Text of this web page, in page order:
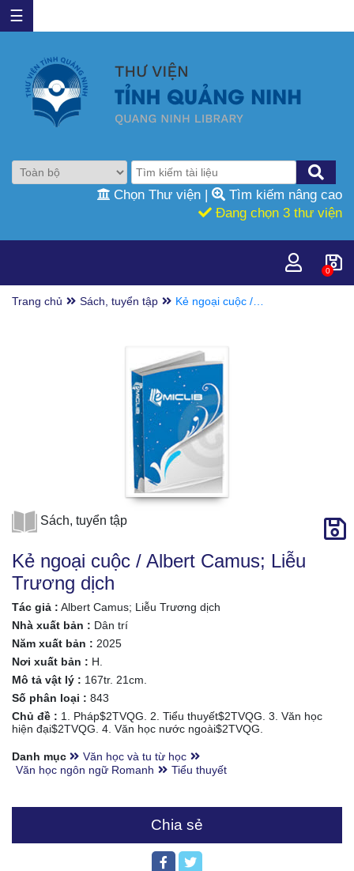
☰
Chọn Thư viện |
Tìm kiếm nâng cao
Đang chọn 3 thư viện
0
Trang chủ Sách, tuyển tập
Kẻ ngoại cuộc /
Sách, tuyển tập
Kẻ ngoại cuộc / Albert Camus; Liễu
Trương dịch
Tác giả : Albert Camus; Liễu Trương dịch
Nhà xuất bản : Dân trí
Năm xuất bản : 2025
Nơi xuất bản : H.
Mô tả vật lý : 167tr. 21cm.
Số phân loại : 843
Chủ đề : 1. Pháp$2TVQG. 2. Tiểu thuyết$2TVQG. 3. Văn học
hiện đại$2TVQG. 4. Văn học nước ngoài$2TVQG.
Danh mục
Văn học và tu từ học
Văn học ngôn ngữ Romanh
Tiểu thuyết
Chia sẻ